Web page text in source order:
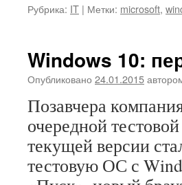
Рубрика: IT | Метки: microsoft,
Windows 10:
Опубликовано 24.01.2015
Позавчера
очередной
текущей версии
тестовую ОС с